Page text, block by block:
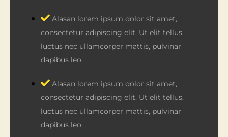
Alasan lorem ipsum dolor sit amet,
consectetur adipiscing elit. Ut elit tellus,
luctus nec ullamcorper mattis, pulvinar
dapibus leo.
Alasan lorem ipsum dolor sit amet,
consectetur adipiscing elit. Ut elit tellus,
luctus nec ullamcorper mattis, pulvinar
dapibus leo.